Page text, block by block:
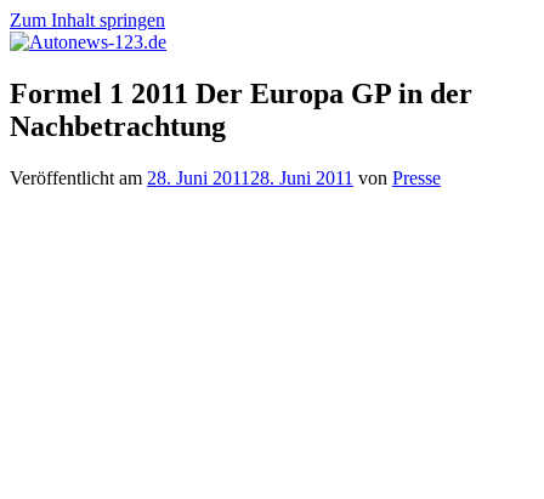
Zum Inhalt springen
Autonews-
123.de
Autonews
mit
Charme
Formel 1 2011 Der Europa GP in der
Nachbetrachtung
Veröffentlicht am 28. Juni 2011 28. Juni 2011 von Presse